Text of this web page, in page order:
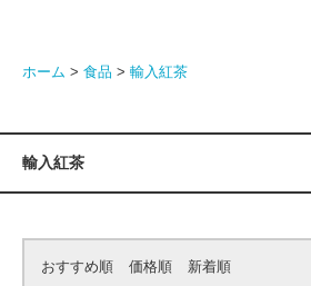
ホーム > 食品 > 輸入紅茶
輸入紅茶
おすすめ順 価格順 新着順